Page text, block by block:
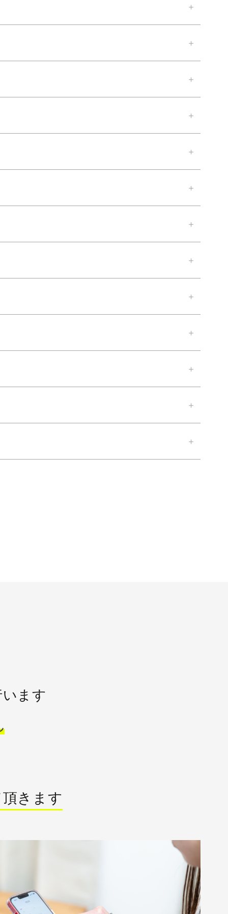
＋
＋
＋
＋
＋
＋
＋
＋
＋
＋
＋
＋
＋
ます
きます